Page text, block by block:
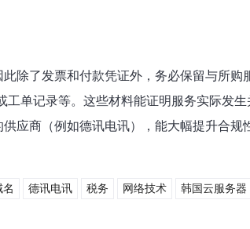
除了发票和付款凭证外，务必保留与所
工单记录等。这些材料能证明服务实际发
应商（例如德讯电讯），能大幅提升合规
名 德讯电讯 税务 网络技术 韩国云服务器